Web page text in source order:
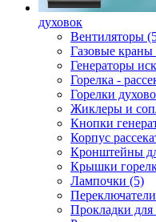
духовок
Вентиляторы
Газовые краны
Генераторы
Горелка -
Горелки
Жиклеры и
Кнопки
Корпус
Кронштейны
Крышки
Лампочки (5)
Прокладки для